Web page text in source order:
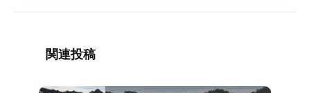
関連投稿